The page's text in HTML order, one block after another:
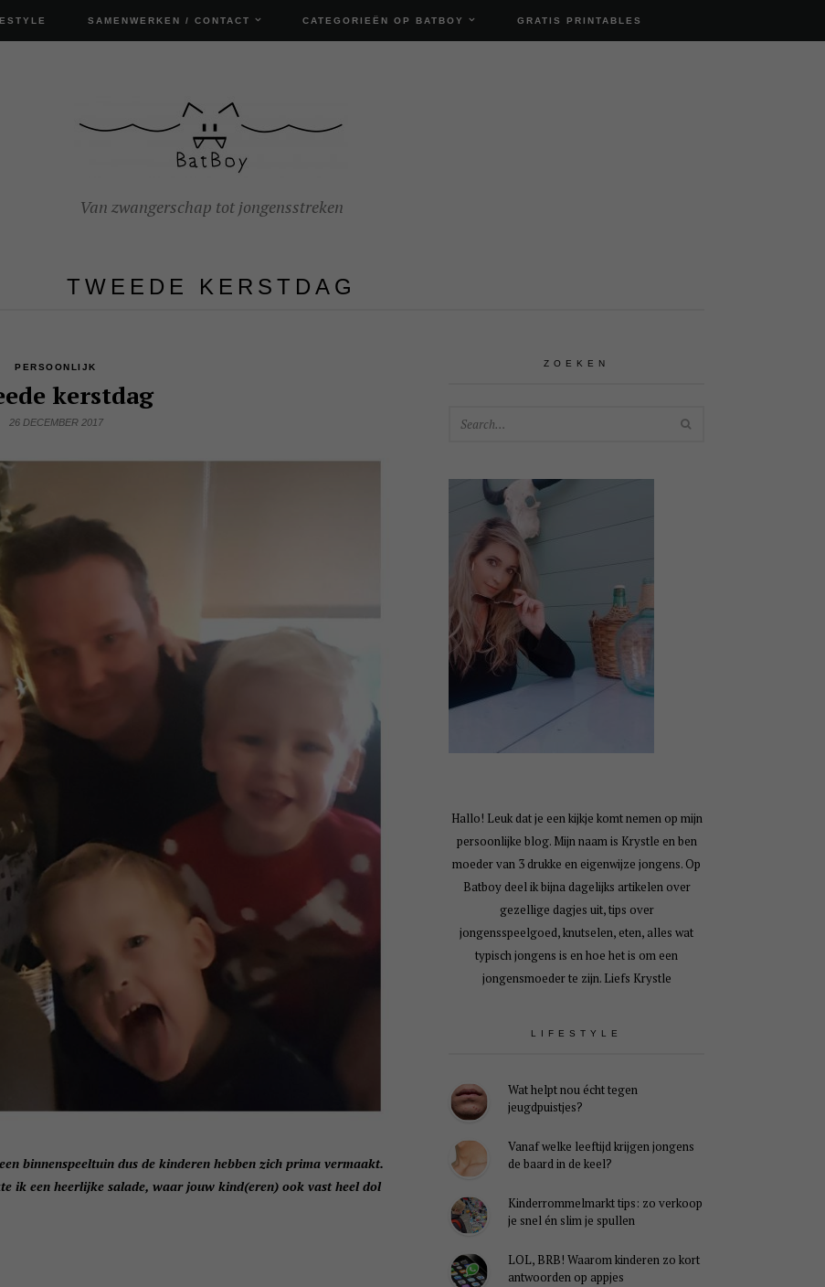
SAMENWERKEN / CONTACT CATEGORIEËN OP BATBOY GRATIS PRINTABLES
Van zwangerschap tot jongensstreken
TWEEDE KERSTDAG
PERSOONLIJK
kerstdag
26 DECEMBER 2017
binnenspeeltuin dus de kinderen hebben zich prima vermaakt.
ik een heerlijke salade, waar jouw kind(eren) ook vast heel dol
ZOEKEN
Hallo! Leuk dat je een kijkje komt nemen op mijn
persoonlijke blog. Mijn naam is Krystle en ben
moeder van 3 drukke en eigenwijze jongens. Op
Batboy deel ik bijna dagelijks artikelen over
gezellige dagjes uit, tips over
jongensspeelgoed, knutselen, eten, alles wat
typisch jongens is en hoe het is om een
jongensmoeder te zijn. Liefs Krystle
LIFESTYLE
Wat helpt nou écht tegen
jeugdpuistjes?
Vanaf welke leeftijd krijgen jongens
de baard in de keel?
Kinderrommelmarkt tips: zo verkoop
je snel én slim je spullen
LOL, BRB! Waarom kinderen zo kort
antwoorden op appjes